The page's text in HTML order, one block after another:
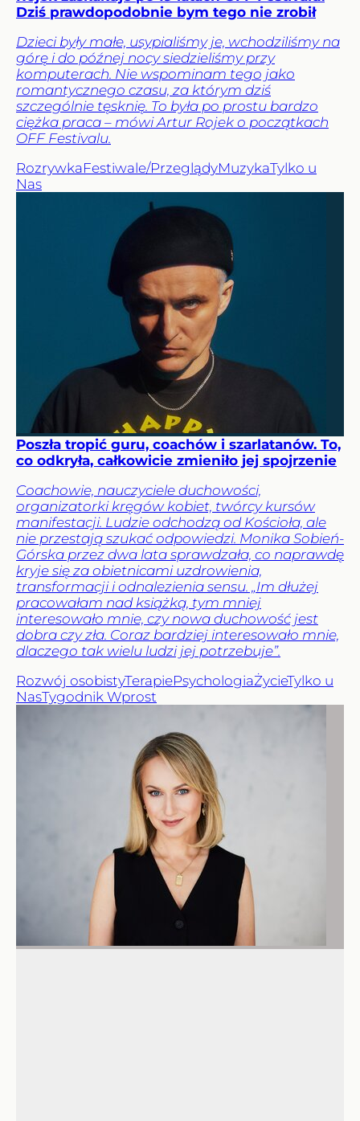
Dziś prawdopodobnie bym tego nie zrobił
Dzieci były małe, usypialiśmy je, wchodziliśmy na
górę i do późnej nocy siedzieliśmy przy
komputerach. Nie wspominam tego jako
romantycznego czasu, za którym dziś
szczególnie tęsknię. To była po prostu bardzo
ciężka praca – mówi Artur Rojek o początkach
OFF Festivalu.
RozrywkaFestiwale/PrzeglądyMuzykaTylko u
Nas
Poszła tropić guru, coachów i szarlatanów. To,
co odkryła, całkowicie zmieniło jej spojrzenie
Coachowie, nauczyciele duchowości,
organizatorki kręgów kobiet, twórcy kursów
manifestacji. Ludzie odchodzą od Kościoła, ale
nie przestają szukać odpowiedzi. Monika Sobień-
Górska przez dwa lata sprawdzała, co naprawdę
kryje się za obietnicami uzdrowienia,
transformacji i odnalezienia sensu. „Im dłużej
pracowałam nad książką, tym mniej
interesowało mnie, czy nowa duchowość jest
dobra czy zła. Coraz bardziej interesowało mnie,
dlaczego tak wielu ludzi jej potrzebuje”.
Rozwój osobistyTerapiePsychologiaŻycieTylko u
NasTygodnik Wprost